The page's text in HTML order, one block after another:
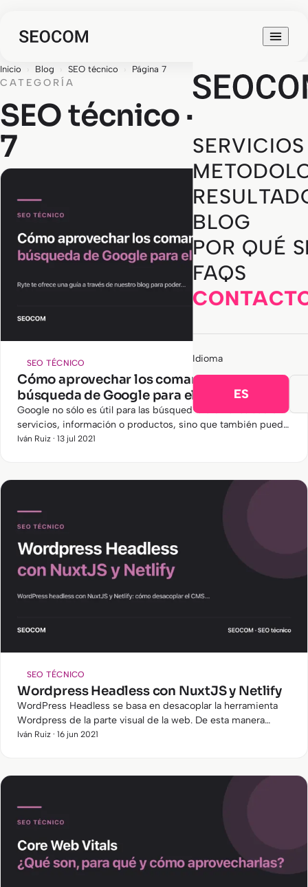
SERVICIOS
BLOG
POR QUÉ
FAQS
Idioma
ES
Inicio › Blog › SEO técnico › Página 7
CATEGORÍA
SEO técnico · Página
7
SEO TÉCNICO
Cómo aprovechar los comandos de
búsqueda de Google para el análisis SEO
Google no sólo es útil para las búsquedas ordinarias sobre
servicios, información o productos, sino que también puede
ser muy útil para apoyar a los SEO en sus actividades diarias.
Iván Ruiz · 13 jul 2021
SEO TÉCNICO
Wordpress Headless con NuxtJS y Netlify
WordPress Headless se basa en desacoplar la herramienta
Wordpress de la parte visual de la web. De esta manera
Wordpress se utiliza como administrador de contenidos y la
Iván Ruiz · 16 jun 2021